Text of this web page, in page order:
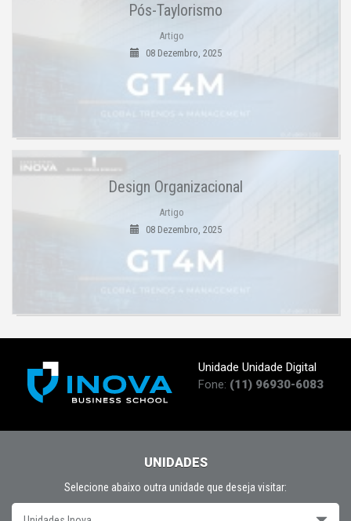
Pós-Taylorismo
Artigo
08 Dezembro, 2025
Design Organizacional
Artigo
08 Dezembro, 2025
Unidade Unidade Digital
Fone: (11) 96930-6083
UNIDADES
Selecione abaixo outra unidade que deseja visitar: